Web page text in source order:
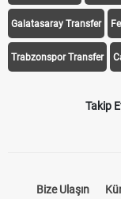
Galatasaray Transfer
Trabzonspor Transfer
Takip
Bize Ulaşın